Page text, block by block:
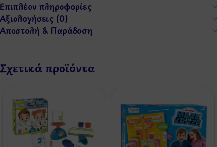
Επιπλέον πληροφορίες
Αξιολογήσεις (0)
Αποστολή & Παράδοση
Σχετικά προϊόντα